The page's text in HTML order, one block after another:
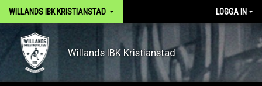
WILLANDS IBK KRISTIANSTAD LOGGA IN
Willands IBK Kristianstad